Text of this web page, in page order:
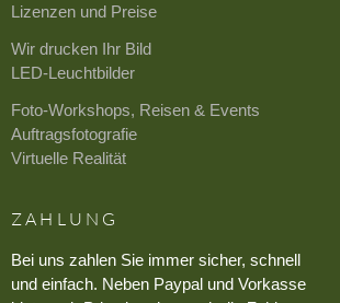
Lizenzen und Preise
Wir drucken Ihr Bild
LED-Leuchtbilder
Foto-Workshops, Reisen & Events
Auftragsfotografie
Virtuelle Realität
ZAHLUNG
Bei uns zahlen Sie immer sicher, schnell
und einfach. Neben Paypal und Vorkasse